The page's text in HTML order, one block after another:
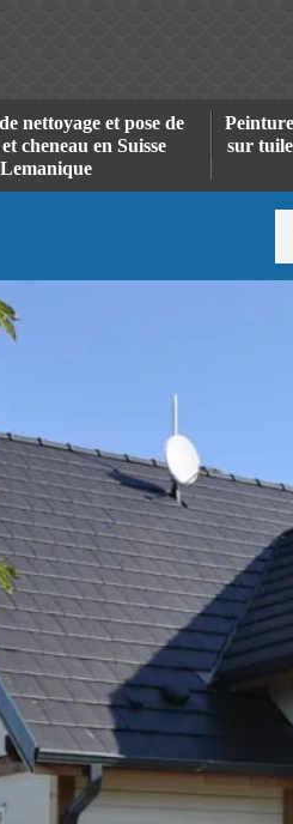
nettoyage et pose de
cheneau en Suisse
Lemanique
Peinture
sur tuile